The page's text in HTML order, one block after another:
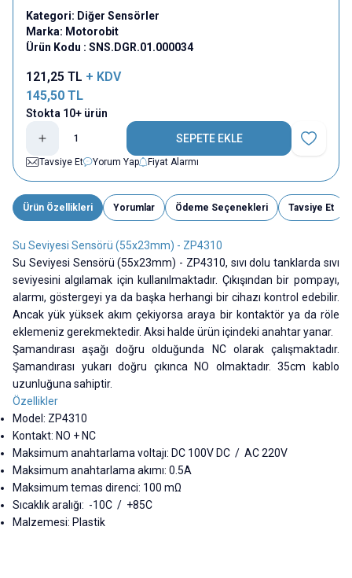
Kategori: Diğer Sensörler
Marka: Motorobit
Ürün Kodu : SNS.DGR.01.000034
121,25 TL + KDV
145,50 TL
Stokta 10+ ürün
SEPETE EKLE
Favoriye
Tavsiye Et
Yorum Yap Fiyat Alarmı
Ürün Özellikleri Yorumlar Ödeme Seçenekleri Tavsiye Et
Su Seviyesi Sensörü (55x23mm) - ZP4310
Su Seviyesi Sensörü (55x23mm) - ZP4310, sıvı dolu tanklarda sıvı
seviyesini algılamak için kullanılmaktadır. Çıkışından bir pompayı,
alarmı, göstergeyi ya da başka herhangi bir cihazı kontrol edebilir.
Ancak yük yüksek akım çekiyorsa araya bir kontaktör ya da röle
eklemeniz gerekmektedir. Aksi halde ürün içindeki anahtar yanar.
Şamandırası aşağı doğru olduğunda NC olarak çalışmaktadır.
Şamandırası yukarı doğru çıkınca NO olmaktadır. 35cm kablo
uzunluğuna sahiptir.
Özellikler
Model: ZP4310
Kontakt: NO + NC
Maksimum anahtarlama voltajı: DC 100V DC / AC 220V
Maksimum anahtarlama akımı: 0.5A
Maksimum temas direnci: 100 mΩ
Sıcaklık aralığı: -10C / +85C
Malzemesi: Plastik